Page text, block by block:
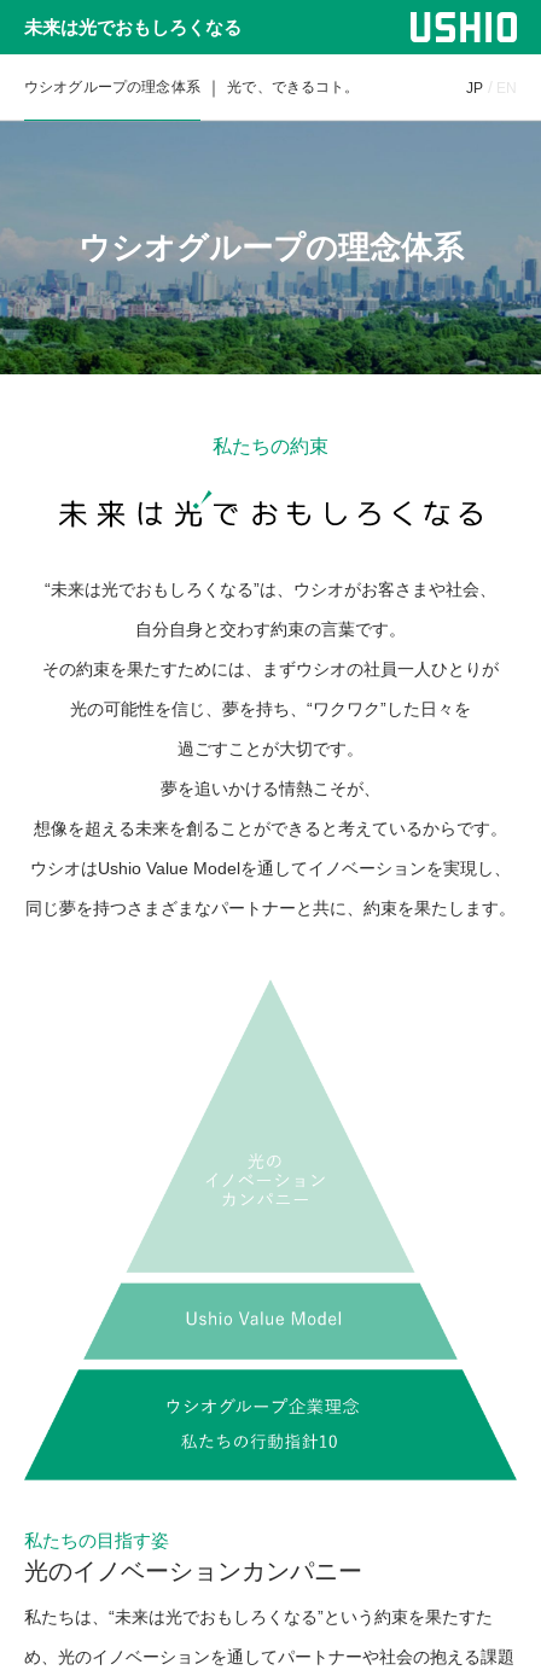
未来は光でおもしろくなる
ウシオグループの理念体系 光で、できるコト。 JP EN
ウシオグループの理念体系
私たちの約束
“未来は光でおもしろくなる”は、 ウシオがお客さまや社会、
自分自身と交わす約束の言葉です。
その約束を果たすためには、 まずウシオの社員一人ひとりが
光の可能性を信じ、夢を持ち、 “ワクワク”した日々を
過ごすことが大切です。
夢を追いかける情熱こそが、
想像を超える未来を創ることができると考えているからです。
ウシオはUshio Value Modelを通してイノベーションを実現し、
同じ夢を持つさまざまなパートナーと共に、 約束を果たします。
私たちの目指す姿
光のイノベーションカンパニー
私たちは、“未来は光でおもしろくなる”という約束を果たすた
め、光のイノベーションを通してパートナーや社会の抱える課題